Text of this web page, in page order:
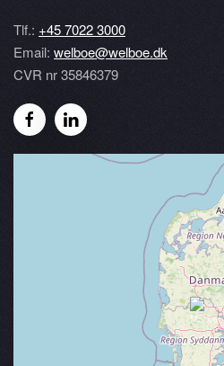
Tlf.: +45 7022 3000
Email: welboe@welboe.dk
CVR nr 35846379